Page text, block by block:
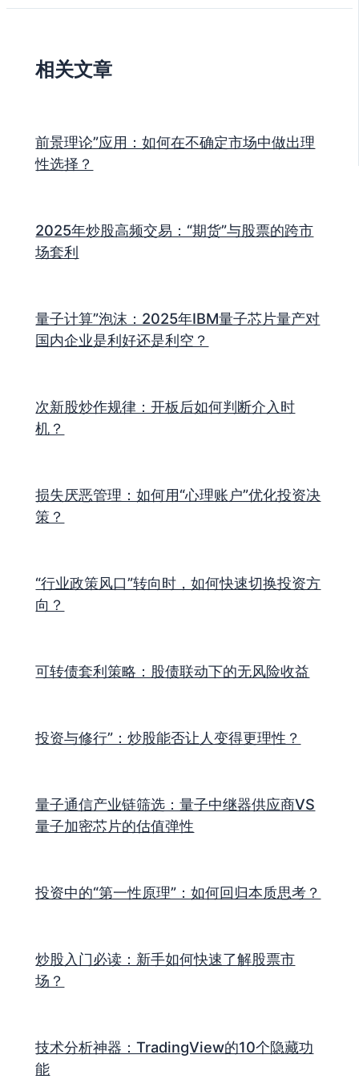
相关文章
前景理论”应用：如何在不确定市场中做出理
性选择？
2025年炒股高频交易：“期货”与股票的跨市
场套利
量子计算”泡沫：2025年IBM量子芯片量产对
国内企业是利好还是利空？
次新股炒作规律：开板后如何判断介入时
机？
损失厌恶管理：如何用“心理账户”优化投资决
策？
“行业政策风口”转向时，如何快速切换投资方
向？
可转债套利策略：股债联动下的无风险收益
投资与修行”：炒股能否让人变得更理性？
量子通信产业链筛选：量子中继器供应商VS
量子加密芯片的估值弹性
投资中的“第一性原理”：如何回归本质思考？
炒股入门必读：新手如何快速了解股票市
场？
技术分析神器：TradingView的10个隐藏功
能